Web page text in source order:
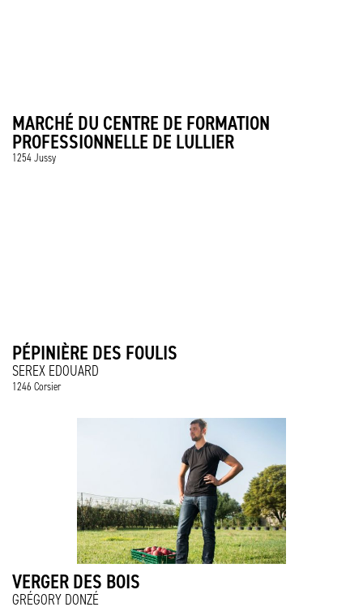
MARCHÉ DU CENTRE DE FORMATION
PROFESSIONNELLE DE LULLIER
1254 Jussy
PÉPINIÈRE DES FOULIS
SEREX EDOUARD
1246 Corsier
VERGER DES BOIS
GRÉGORY DONZÉ